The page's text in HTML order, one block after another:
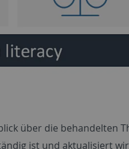
über die behandelten
ist und aktualisiert